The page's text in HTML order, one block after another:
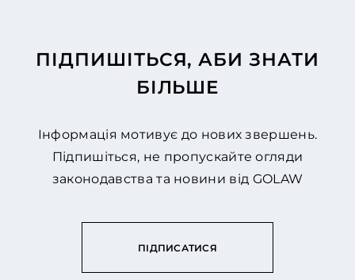
ПІДПИШІТЬСЯ, АБИ ЗНАТИ
БІЛЬШЕ
Інформація мотивує до нових звершень.
Підпишіться, не пропускайте огляди
законодавства та новини від GOLAW
ПІДПИСАТИСЯ